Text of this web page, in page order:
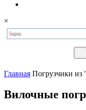
×
Главная Погрузчики из
Вилочные